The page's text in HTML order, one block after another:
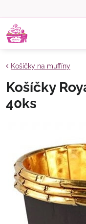
Košíčky na muffíny
Košíčky
40ks